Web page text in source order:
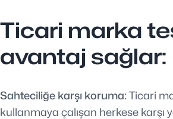
Ticari marka
avantaj sağlar:
Sahteciliğe karşı koruma: Ticari
kullanmaya çalışan herkese